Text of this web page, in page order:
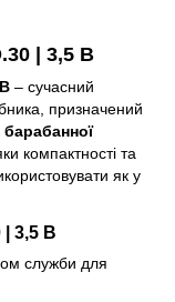
| 3,5 В
– сучасний
призначений
компактності та
як у
3,5 В
служби для